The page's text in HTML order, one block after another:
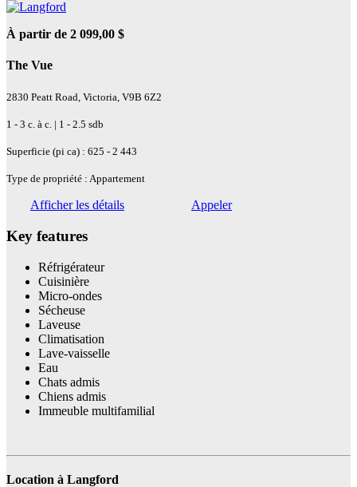
À partir de 2 099,00 $
The Vue
2830 Peatt Road, Victoria, V9B 6Z2
1 - 3 c. à c. | 1 - 2.5 sdb
Superficie (pi ca) : 625 - 2 443
Type de propriété : Appartement
Afficher les détails Appeler
Key features
Réfrigérateur
Cuisinière
Micro-ondes
Sécheuse
Laveuse
Climatisation
Lave-vaisselle
Eau
Chats admis
Chiens admis
Immeuble multifamilial
Location à Langford